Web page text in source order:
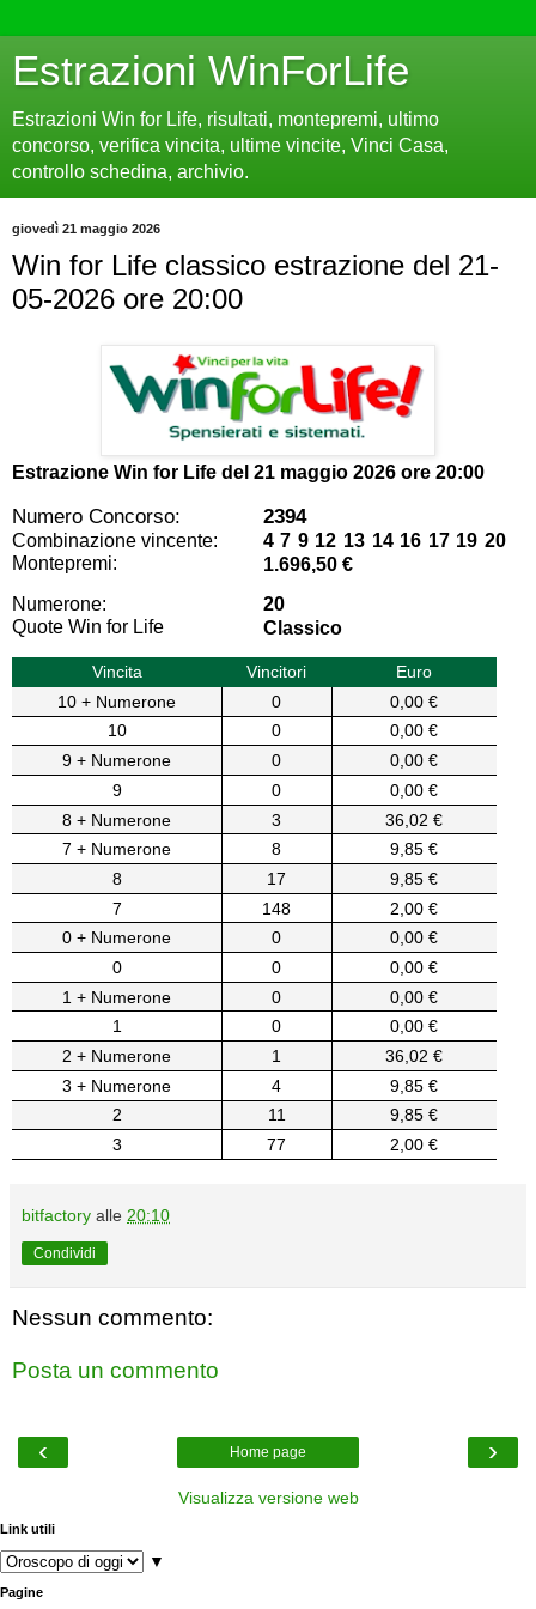
Estrazioni WinForLife
Estrazioni Win for Life, risultati, montepremi, ultimo
concorso, verifica vincita, ultime vincite, Vinci Casa,
controllo schedina, archivio.
giovedì 21 maggio 2026
Win for Life classico estrazione del 21-
05-2026 ore 20:00
Estrazione Win for Life del 21 maggio 2026 ore 20:00
Numero Concorso: 2394
Combinazione vincente:
4 7 9 12 13 14 16 17 19 20
Montepremi:
1.696,50 €
Numerone:
20
Quote Win for Life
Classico
Vincita Vincitori
Euro
10 + Numerone
0
0,00 €
10
0
0,00 €
9 + Numerone
0
0,00 €
9
0
0,00 €
8 + Numerone
3
36,02 €
7 + Numerone
8
9,85 €
8
17
9,85 €
7
148
2,00 €
0 + Numerone
0
0,00 €
0
0
0,00 €
1 + Numerone
0
0,00 €
1
0
0,00 €
2 + Numerone
1
36,02 €
3 + Numerone
4
9,85 €
2
11
9,85 €
3
77 2,00 €
bitfactory alle 20:10
Condividi
Nessun commento:
Posta un commento
‹ ›
Home page
Visualizza versione web
Link utili
▼
Pagine